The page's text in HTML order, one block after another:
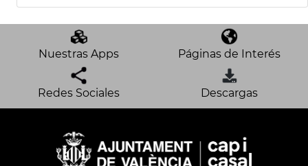
Nuestras Apps Páginas de Interés
Redes Sociales Descargas